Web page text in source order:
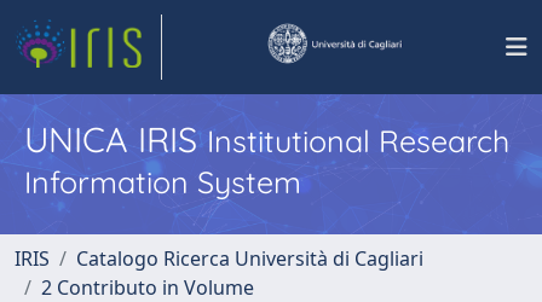
UNICA IRISInstitutional Research
Information System
IRIS
Catalogo Ricerca Università di Cagliari
2 Contributo in Volume